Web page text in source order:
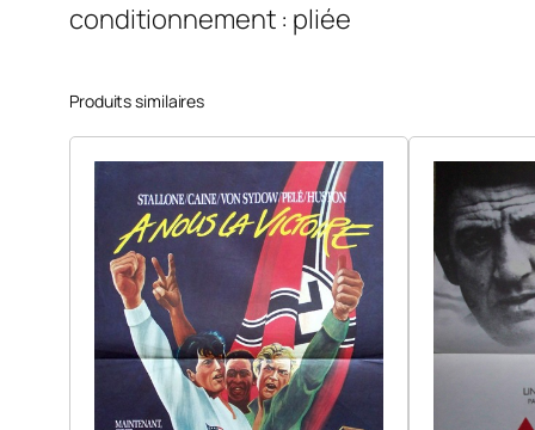
conditionnement : pliée
Produits similaires